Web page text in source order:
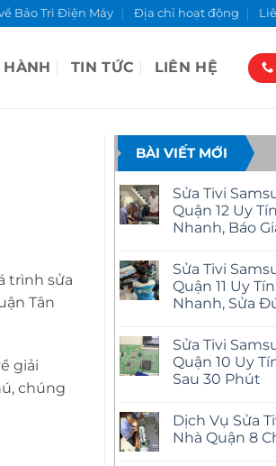
Bảo Trì Điện Máy Địa chỉ hoạt động
HÀNH TIN TỨC LIÊN HỆ
trình sửa
Tân
giải
chúng
BÀI VIẾT MỚI
Sửa Tivi
Quận 12 Uy
Nhanh, Báo
bình
luận
ở
Sửa
Tại
Nhà
Quận
12
Uy
Có
Mặt
Nhanh,
Sửa Tivi
Quận 11 Uy
Nhanh, Sửa
bình
luận
ở
Sửa
Tại
Nhà
Quận
Sửa Tivi
Quận 10 Uy
Sau 30 Phút
bình
luận
ở
Dịch Vụ Sửa
Nhà Quận 8